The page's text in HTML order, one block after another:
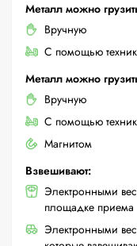
Металл можно
Вручную
С помощью
Металл можно
Вручную
С помощью
Магнитом
Взвешивают:
Электронными
площадке приема
Электронными